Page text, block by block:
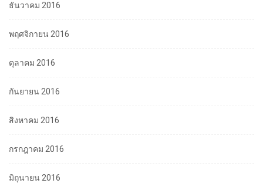
ธันวาคม 2016
พฤศจิกายน 2016
ตุลาคม 2016
กันยายน 2016
สิงหาคม 2016
กรกฎาคม 2016
มิถุนายน 2016